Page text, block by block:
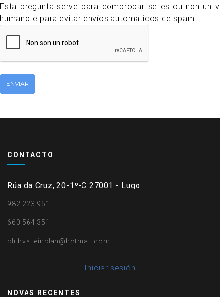
Esta pregunta serve para comprobar se es ou non un
humano e para evitar envíos automáticos de spam.
CONTACTO
Rúa da Cruz, 20-1º-C 27001 - Lugo
982 223 951
660 564 351
clubvalleinclan@hotmail.com
account
Iniciar sesión
NOVAS RECENTES